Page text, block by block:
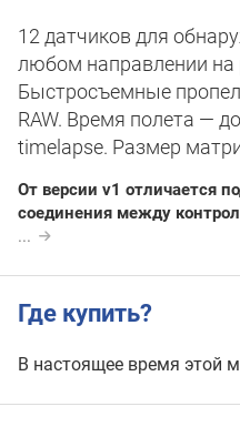
12 датчиков для
любом направлении на
Быстросъемные
RAW. Время полета —
timelapse. Размер
От версии v1 отличается
соединения между
...
Где купить?
В настоящее время этой